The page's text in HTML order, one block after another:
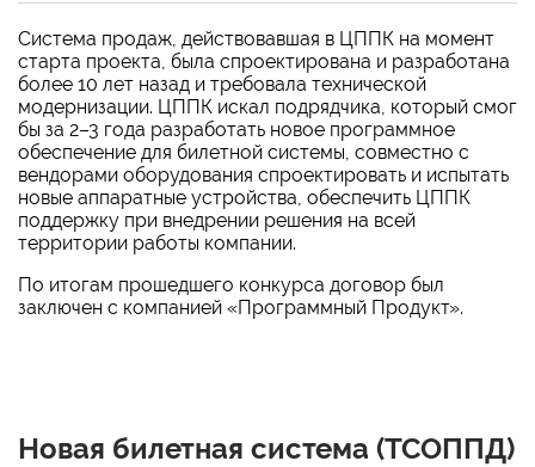
Система продаж, действовавшая в ЦППК на момент
старта проекта, была спроектирована и разработана
более 10 лет назад и требовала технической
модернизации. ЦППК искал подрядчика, который смог
бы за 2–3 года разработать новое программное
обеспечение для билетной системы, совместно с
вендорами оборудования спроектировать и испытать
новые аппаратные устройства, обеспечить ЦППК
поддержку при внедрении решения на всей
территории работы компании.
По итогам прошедшего конкурса договор был
заключен с компанией «Программный Продукт».
Новая билетная система (ТСОППД)